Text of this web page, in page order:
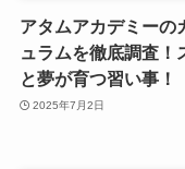
アタムアカデミーの
ュラムを徹底調査！
と夢が育つ習い事！
2025年7月2日